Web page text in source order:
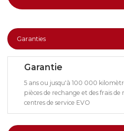
Garanties
Garantie
5 ans ou jusqu'à 100 000
pièces de rechange et des frais
centres de service EVO